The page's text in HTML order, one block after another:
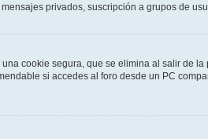
privados, suscripción a grupos de
cookie segura, que se elimina al salir de
si accedes al foro desde un PC